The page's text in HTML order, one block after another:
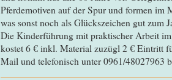
Pferdemotiven auf der Spur und formen im
was sonst noch als Glückszeichen gut zum
Die Kinderführung mit praktischer Arbeit
kostet 6 € inkl. Material zuzügl 2 € Eintritt
Mail und telefonisch unter 0961/48027963